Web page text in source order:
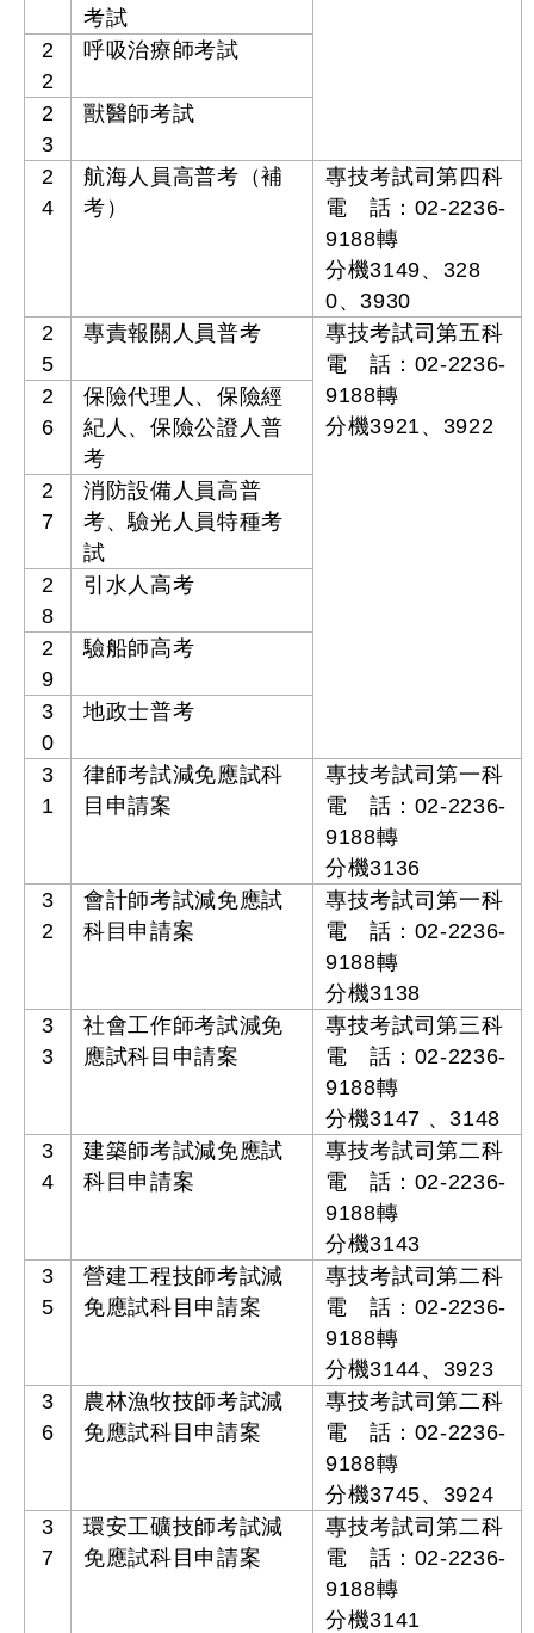
考試
2
2
呼吸治療師考試
2
3
獸醫師考試
2
4
航海人員高普考（補
考）
專技考試司第四科
電 話：02-2236-
9188轉
分機3149、328
0、3930
2
5
專責報關人員普考
專技考試司第五科
電 話：02-2236-
9188轉
分機3921、3922
2
6
保險代理人、保險經
紀人、保險公證人普
考
2
7
消防設備人員高普
考、驗光人員特種考
試
2
8
引水人高考
2
9
驗船師高考
3
0
地政士普考
3
1
律師考試減免應試科
目申請案
專技考試司第一科
電 話：02-2236-
9188轉
分機3136
3
2
會計師考試減免應試
科目申請案
專技考試司第一科
電 話：02-2236-
9188轉
分機3138
3
3
社會工作師考試減免
應試科目申請案
專技考試司第三科
電 話：02-2236-
9188轉
分機3147 、3148
3
4
建築師考試減免應試
科目申請案
專技考試司第二科
電 話：02-2236-
9188轉
分機3143
3
5
營建工程技師考試減
免應試科目申請案
專技考試司第二科
電 話：02-2236-
9188轉
分機3144、3923
3
6
農林漁牧技師考試減
免應試科目申請案
專技考試司第二科
電 話：02-2236-
9188轉
分機3745、3924
3
7
環安工礦技師考試減
免應試科目申請案
專技考試司第二科
電 話：02-2236-
9188轉
分機3141